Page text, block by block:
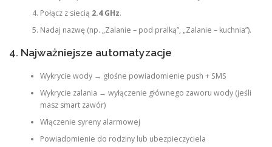
Połącz z siecią 2.4 GHz.
Nadaj nazwę (np. „Zalanie – pod pralką”, „Zalanie – kuchnia”).
4. Najważniejsze automatyzacje
Wykrycie wody → głośne powiadomienie push + SMS
Wykrycie zalania → wyłączenie głównego zaworu wody (jeśli
masz smart zawór)
Włączenie syreny alarmowej
Powiadomienie do rodziny lub ubezpieczyciela